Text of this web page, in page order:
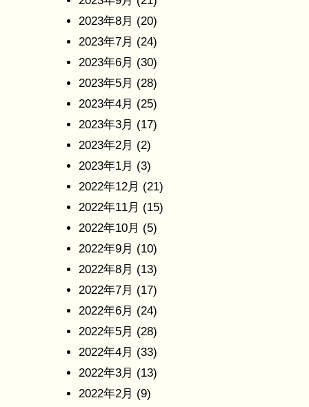
2023年8月 (20)
2023年7月 (24)
2023年6月 (30)
2023年5月 (28)
2023年4月 (25)
2023年3月 (17)
2023年2月 (2)
2023年1月 (3)
2022年12月 (21)
2022年11月 (15)
2022年10月 (5)
2022年9月 (10)
2022年8月 (13)
2022年7月 (17)
2022年6月 (24)
2022年5月 (28)
2022年4月 (33)
2022年3月 (13)
2022年2月 (9)